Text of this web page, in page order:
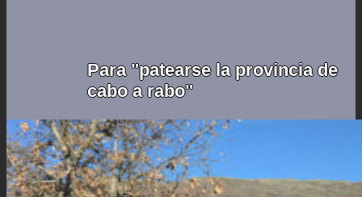
Para "patearse la provincia de
cabo a rabo"